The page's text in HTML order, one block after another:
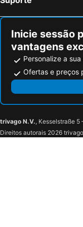
Inicie sessão
vantagens
Personalize a
Ofertas e preços
trivago N.V., Kesselstraße 5
Direitos autorais 2026